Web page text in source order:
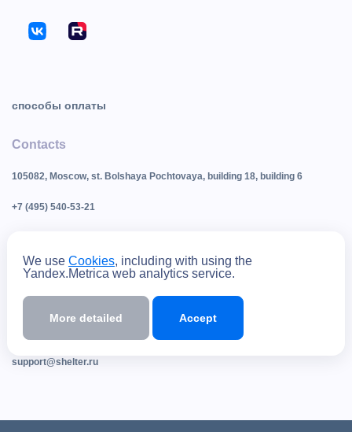
способы оплаты
Contacts
105082, Moscow, st. Bolshaya Pochtovaya, building 18, building 6
+7 (495) 540-53-21
Sales department
shelter@shelter.ru
support@shelter.ru
We use Cookies, including with using the
Yandex.Metrica web analytics service.
More detailed Accept